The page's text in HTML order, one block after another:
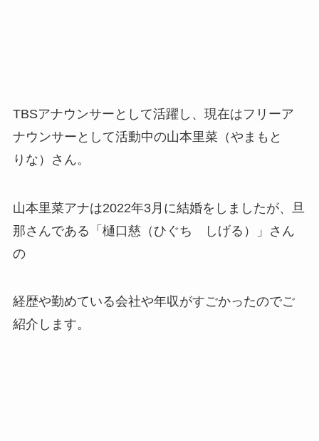
TBSアナウンサーとして活躍し、現在はフリーア
ナウンサーとして活動中の山本里菜（やまもと
りな）さん。
山本里菜アナは2022年3月に結婚をしましたが、旦
那さんである「樋口慈（ひぐち しげる）」さん
の
経歴や勤めている会社や年収がすごかったのでご
紹介します。